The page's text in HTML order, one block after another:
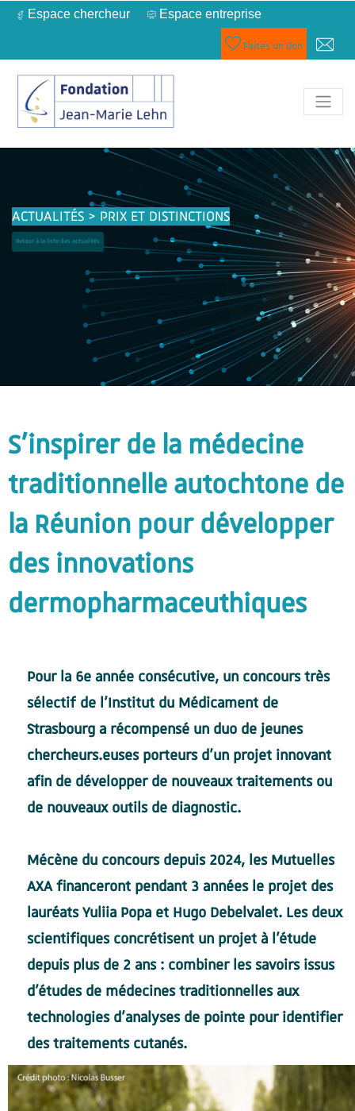
Espace chercheur Espace entreprise
Faites un don
ACTUALITÉS > PRIX ET DISTINCTIONS
Retour à la liste des actualités
S’inspirer de la médecine
traditionnelle autochtone de
la Réunion pour développer
des innovations
dermopharmaceuthiques
Pour la 6e année consécutive, un concours très
sélectif de l’Institut du Médicament de
Strasbourg a récompensé un duo de jeunes
chercheurs.euses porteurs d’un projet innovant
afin de développer de nouveaux traitements ou
de nouveaux outils de diagnostic.
Mécène du concours depuis 2024, les Mutuelles
AXA financeront pendant 3 années le projet des
lauréats Yuliia Popa et Hugo Debelvalet. Les deux
scientifiques concrétisent un projet à l'étude
depuis plus de 2 ans : combiner les savoirs issus
d’études de médecines traditionnelles aux
technologies d’analyses de pointe pour identifier
des traitements cutanés.